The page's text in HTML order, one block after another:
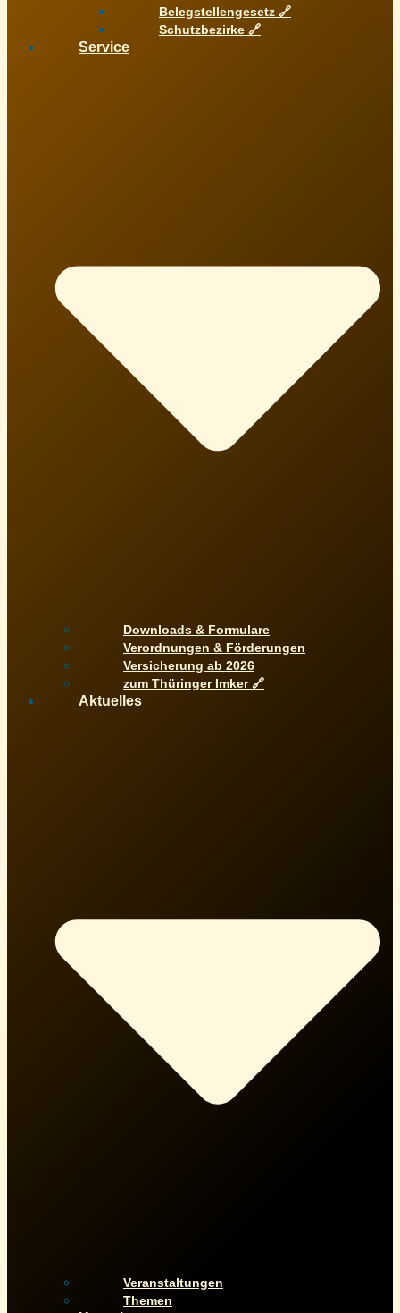
Belegstellengesetz 🔗
Schutzbezirke 🔗
Service
Downloads & Formulare
Verordnungen & Förderungen
Versicherung ab 2026
zum Thüringer Imker 🔗
Aktuelles
Veranstaltungen
Themen